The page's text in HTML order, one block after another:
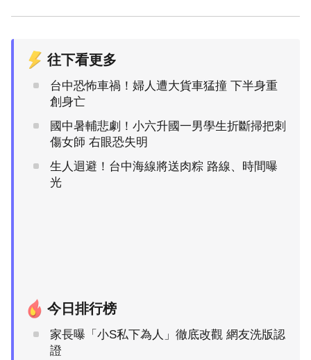
往下看更多
台中恐怖車禍！婦人遭大貨車猛撞 下半身重
創身亡
國中暑輔悲劇！小六升國一男學生折斷掃把刺
傷女師 右眼恐失明
生人迴避！台中海線將送肉粽 路線、時間曝
光
今日排行榜
家長曝「小S私下為人」徹底改觀 網友洗版認
證